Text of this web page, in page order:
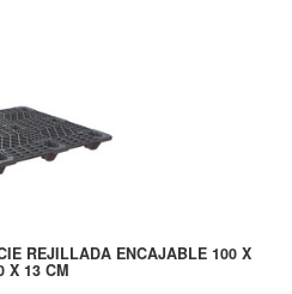
REJILLADA ENCAJABLE 100 X
X 13 CM